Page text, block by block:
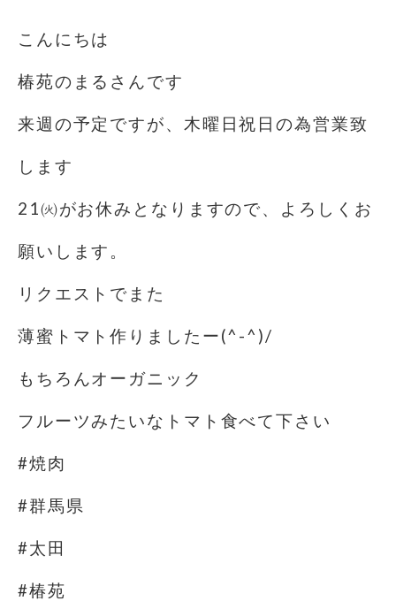
こんにちは️
椿苑のまるさんです
来週の予定ですが、木曜日祝日の為営業致
します
21㈫がお休みとなりますので、よろしくお
願いします。
リクエストでまた
薄蜜トマト作りましたー(^-^)/
もちろんオーガニック
フルーツみたいなトマト食べて下さい
#焼肉
#群馬県
#太田
#椿苑